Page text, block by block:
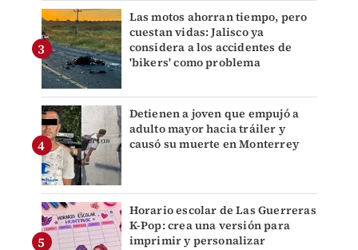
Las motos ahorran tiempo, pero
cuestan vidas: Jalisco ya
considera a los accidentes de
'bikers' como problema
Detienen a joven que empujó a
adulto mayor hacia tráiler y
causó su muerte en Monterrey
Horario escolar de Las Guerreras
K-Pop: crea una versión para
imprimir y personalizar